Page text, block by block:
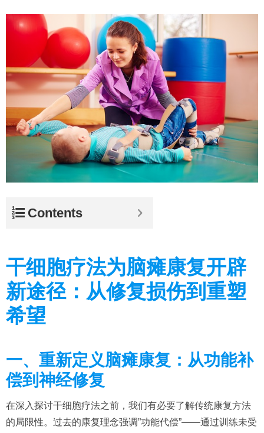
Contents
干细胞疗法为脑瘫康复开辟
新途径：从修复损伤到重塑
希望
一、重新定义脑瘫康复：从功能补
偿到神经修复
在深入探讨干细胞疗法之前，我们有必要了解传统康复方法
的局限性。过去的康复理念强调”功能代偿”——通过训练未受